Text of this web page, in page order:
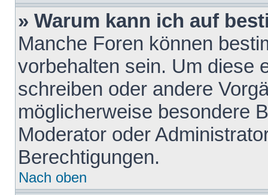
» Warum kann ich auf
Manche Foren können
vorbehalten sein. Um diese
schreiben oder andere
möglicherweise besondere
Moderator oder
Berechtigungen.
Nach oben